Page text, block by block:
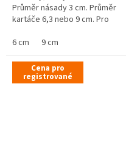
Průměr násady 3 cm. Průměr
kartáče 6,3 nebo 9 cm. Pro
6 cm
9 cm
Cena pro
registrované